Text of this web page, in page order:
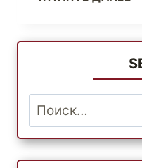
С
Найти: